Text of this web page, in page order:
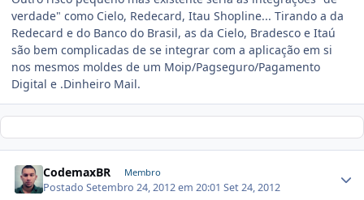
verdade" como Cielo, Redecard, Itau Shopline... Tirando a da
Redecard e do Banco do Brasil, as da Cielo, Bradesco e Itaú
são bem complicadas de se integrar com a aplicação em si
nos mesmos moldes de um Moip/Pagseguro/Pagamento
Digital e .Dinheiro Mail.
CodemaxBR Membro
PostadoSetembro 24, 2012 em 20:01Set 24, 2012